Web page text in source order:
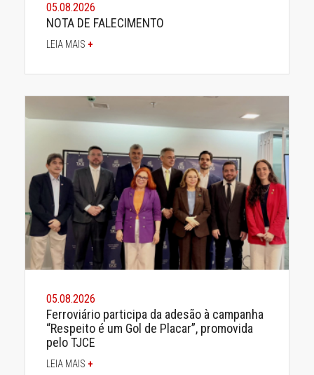
05.08.2026
NOTA DE FALECIMENTO
LEIA MAIS +
05.08.2026
Ferroviário participa da adesão à campanha
“Respeito é um Gol de Placar”, promovida
pelo TJCE
LEIA MAIS +